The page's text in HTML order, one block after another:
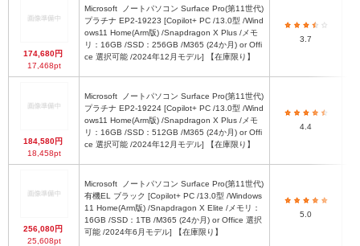
174,680円
17,468pt
Microsoft
プラチナ EP2-19223 [Copilot+ PC /13.0型 /Wind
ows11 Home(Arm版) /Snapdragon X Plus /メモ
リ：16GB /SSD：256GB /M365 (24か月) or Offi
ce 選択可能 /2024年12月モデル] 【在庫限り】
3.7
184,580円
18,458pt
Microsoft
プラチナ EP2-19224 [Copilot+ PC /13.0型 /Wind
ows11 Home(Arm版) /Snapdragon X Plus /メモ
リ：16GB /SSD：512GB /M365 (24か月) or Offi
ce 選択可能 /2024年12月モデル] 【在庫限り】
4.4
256,080円
25,608pt
Microsoft
有機EL ブラック [Copilot+ PC /13.0型 /Windows
11 Home(Arm版) /Snapdragon X Elite /メモリ：
16GB /SSD：1TB /M365 (24か月) or Office 選択
可能 /2024年6月モデル] 【在庫限り】
5.0